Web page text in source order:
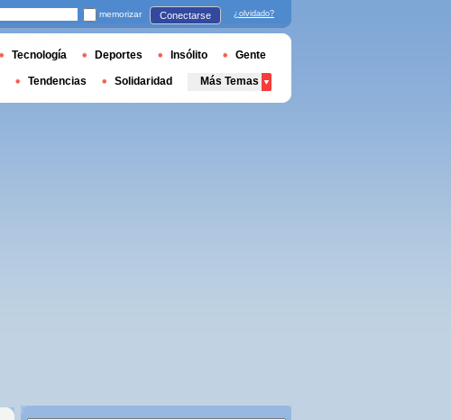
memorizar Conectarse ¿olvidado?
Tecnología Deportes Insólito Gente
Tendencias Solidaridad Más Temas